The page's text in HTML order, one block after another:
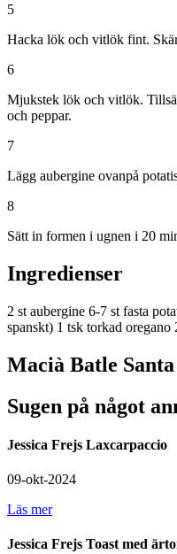
5
Hacka lök och vitlök fint.
6
Mjukstek lök och vitlök.
och peppar.
7
Lägg aubergine ovanpå
8
Sätt in formen i ugnen i 20
Ingredienser
2 st aubergine 6-7 st fasta
spanskt) 1 tsk torkad oregano
Macià Batle
Sugen på något
Jessica Frejs Laxcarpaccio
09-okt-2024
Läs mer
Jessica Frejs Toast med